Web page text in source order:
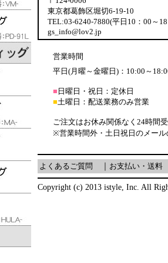
東京都葛飾区堀切6-19-10
TEL:03-6240-7880(平日10：00～
gs_info@lov2.jp
営業時間
平日(月曜～金曜日)：10:00～
■ 日曜日・祝日：定休日
■土曜日：配送業務のみ営業
ご注文はお休み関係なく24時間
※営業時間外・土日祝日のメー
よくあるご質問 お支払い・送料
Copyright (c) 2013 istyle, Inc. All